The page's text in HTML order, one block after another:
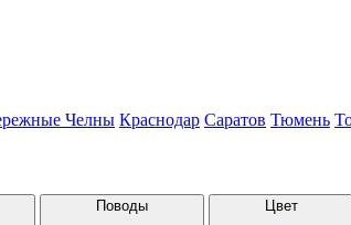
Челны Краснодар Саратов Тюмень
Поводы
Цвет